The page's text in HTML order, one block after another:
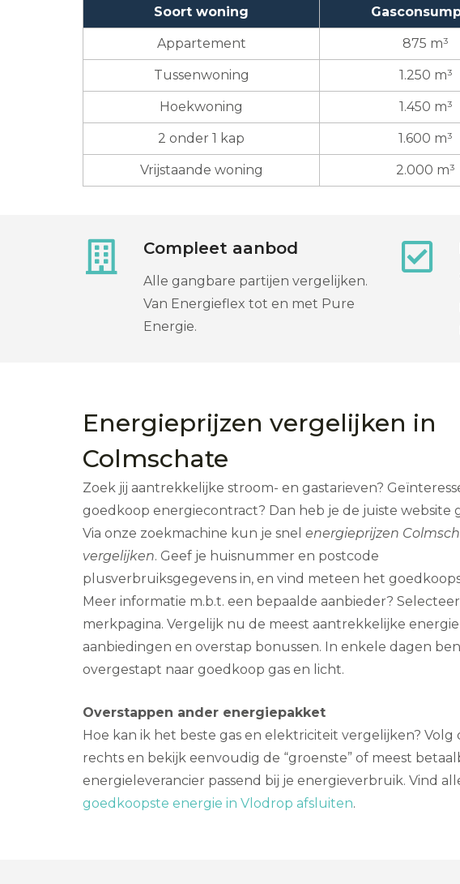
Soort woning
Appartement 875 m³
Tussenwoning 1.250 m³
Hoekwoning 1.450 m³
2 onder 1 kap 1.600 m³
Vrijstaande woning 2.000 m³
Compleet aanbod
Alle gangbare partijen vergelijken.
Van Energieflex tot en met Pure
Energie.
Energieprijzen vergelijken in
Colmschate
Zoek jij aantrekkelijke stroom- en gastarieven?
goedkoop energiecontract? Dan heb je de juiste website
Via onze zoekmachine kun je snel energieprijzen
vergelijken. Geef je huisnummer en postcode
plusverbruiksgegevens in, en vind meteen het
Meer informatie m.b.t. een bepaalde aanbieder?
merkpagina. Vergelijk nu de meest aantrekkelijke energie
aanbiedingen en overstap bonussen. In enkele dagen
overgestapt naar goedkoop gas en licht.
Overstappen ander energiepakket
Hoe kan ik het beste gas en elektriciteit vergelijken? Volg
rechts en bekijk eenvoudig de “groenste” of meest
energieleverancier passend bij je energieverbruik. Vind
goedkoopste energie in Vlodrop afsluiten.